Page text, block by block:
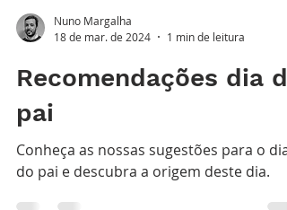
Nuno Margalha
18 de mar. de 2024
1 min de leitura
Recomendações dia
pai
Conheça as nossas sugestões para o dia